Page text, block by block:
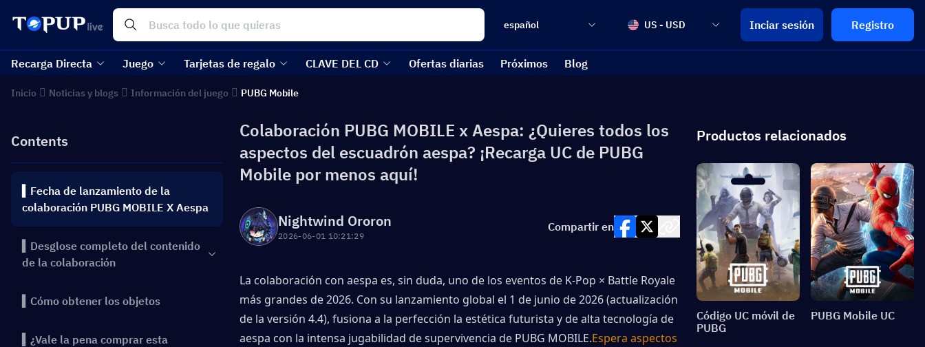
español US - USD Inciar sesión Registro
Recarga Directa Juego Tarjetas de regalo CLAVE DEL CD Ofertas diarias Próximos Blog
Inicio Noticias y blogs Información del juego PUBG Mobile
Contents
▍Fecha de lanzamiento de la
colaboración PUBG MOBILE X Aespa
▍Desglose completo del contenido
de la colaboración
▍Cómo obtener los objetos
▍¿Vale la pena comprar esta
Colaboración PUBG MOBILE x Aespa: ¿Quieres todos los
aspectos del escuadrón aespa? ¡Recarga UC de PUBG
Mobile por menos aquí!
Nightwind Ororon
2026-06-01 10:21:29
Compartir en
La colaboración con aespa es, sin duda, uno de los eventos de K-Pop × Battle Royale
más grandes de 2026. Con su lanzamiento global el 1 de junio de 2026 (actualización
de la versión 4.4), fusiona a la perfección la estética futurista y de alta tecnología de
aespa con la intensa jugabilidad de supervivencia de PUBG MOBILE.Espera aspectos
Productos relacionados
Código UC móvil de
PUBG
PUBG Mobile UC